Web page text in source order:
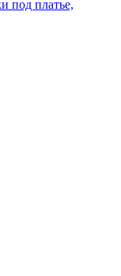
под платье,